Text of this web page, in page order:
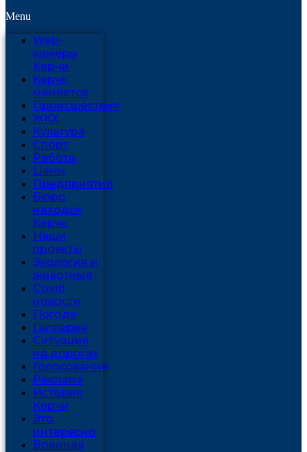
Menu
Web-
камеры
Керчи
Керчь
меняется
Проиcшествия
ЖКХ
Культура
Спорт
Работа
Цены
Предприятия
Бюро
находок
Керчь
Наши
проекты
Экология и
животные
Covid
новости
Погода
Галлерея
Ситуация
на дорогах
Голосования
Реклама
История
Керчи
Это
интересно
Военная